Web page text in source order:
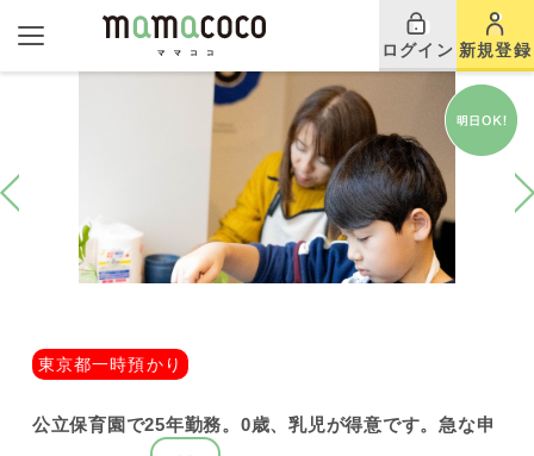
ログイン 新規登録
東京都一時預かり
公立保育園で25年勤務。0歳、乳児が得意です。急な申